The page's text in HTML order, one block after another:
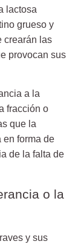
lactosa
grueso y
crearán las
provocan sus
a la
fracción o
que la
en forma de
de la falta de
o la
y sus